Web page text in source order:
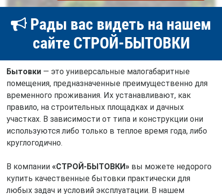
Рады вас видеть на нашем
сайте СТРОЙ-БЫТОВКИ
Бытовки— это универсальные малогабаритные
помещения, предназначенные преимущественно для
временного проживания. Их устанавливают, как
правило, на строительных площадках и дачных
участках. В зависимости от типа и конструкции они
используются либо только в теплое время года, либо
круглогодично.
В компании «СТРОЙ-БЫТОВКИ»вы можете недорого
купить качественные бытовки практически для
любых задач и условий эксплуатации. В нашем